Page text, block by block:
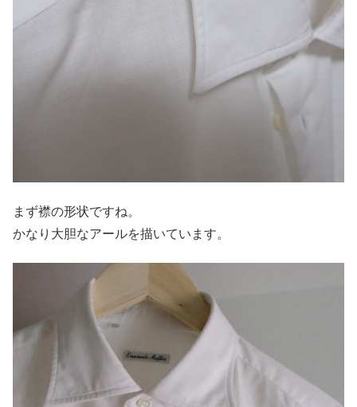
まず襟の形状ですね。
かなり大胆なアールを描いています。